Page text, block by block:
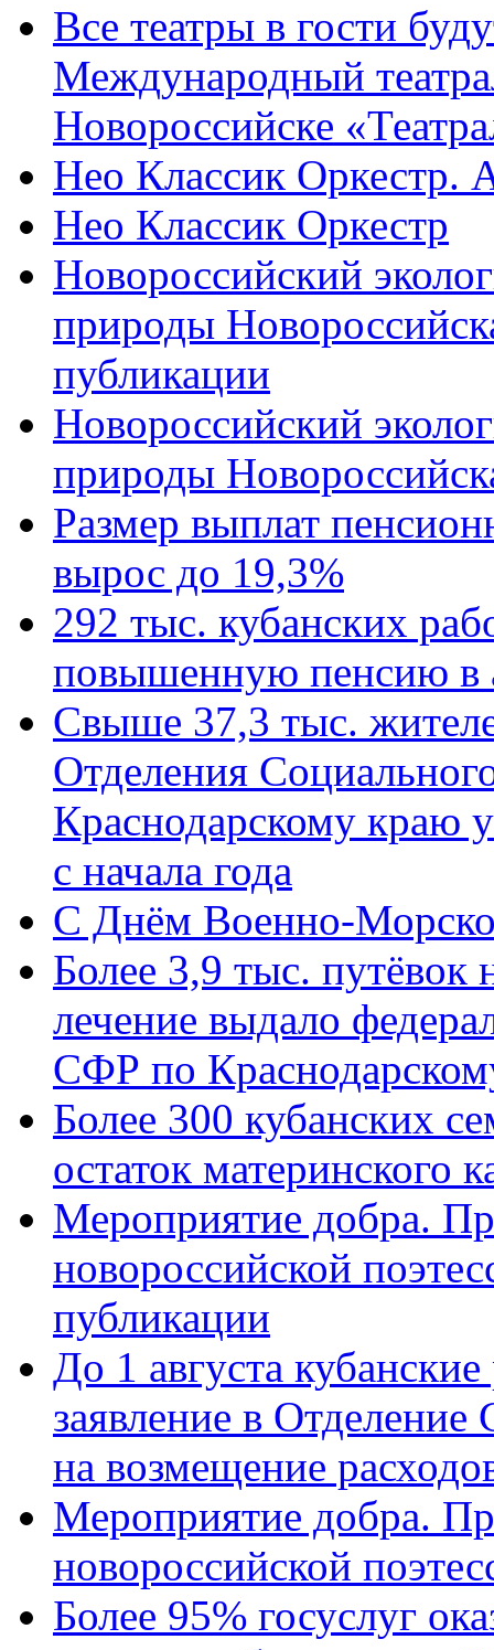
Все театры в гости
Международный
Новороссийске
Нео Классик Оркестр.
Нео Классик Оркестр
Новороссийский
природы
публикации
Новороссийский
природы
Размер выплат
вырос до 19,3%
292 тыс. кубанских
повышенную пенсию в
Свыше 37,3 тыс.
Отделения
Краснодарскому краю
с начала года
C Днём Военно-
Более 3,9 тыс. путёвок
лечение выдало
СФР по
Более 300 кубанских
остаток материнского
Мероприятие добра.
новороссийской
публикации
До 1 августа
заявление в
на возмещение
Мероприятие добра.
новороссийской
Более 95% госуслуг